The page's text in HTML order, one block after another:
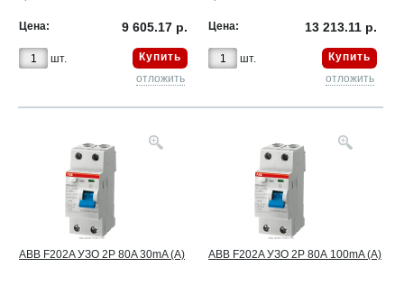
Цена: 9 605.17 р.
шт.
Купить
отложить
Цена: 13 213.11 р.
шт.
Купить
отложить
ABB F202A УЗО 2Р 80A 30mA (A) ABB F202A УЗО 2Р 80А 100mA (A)